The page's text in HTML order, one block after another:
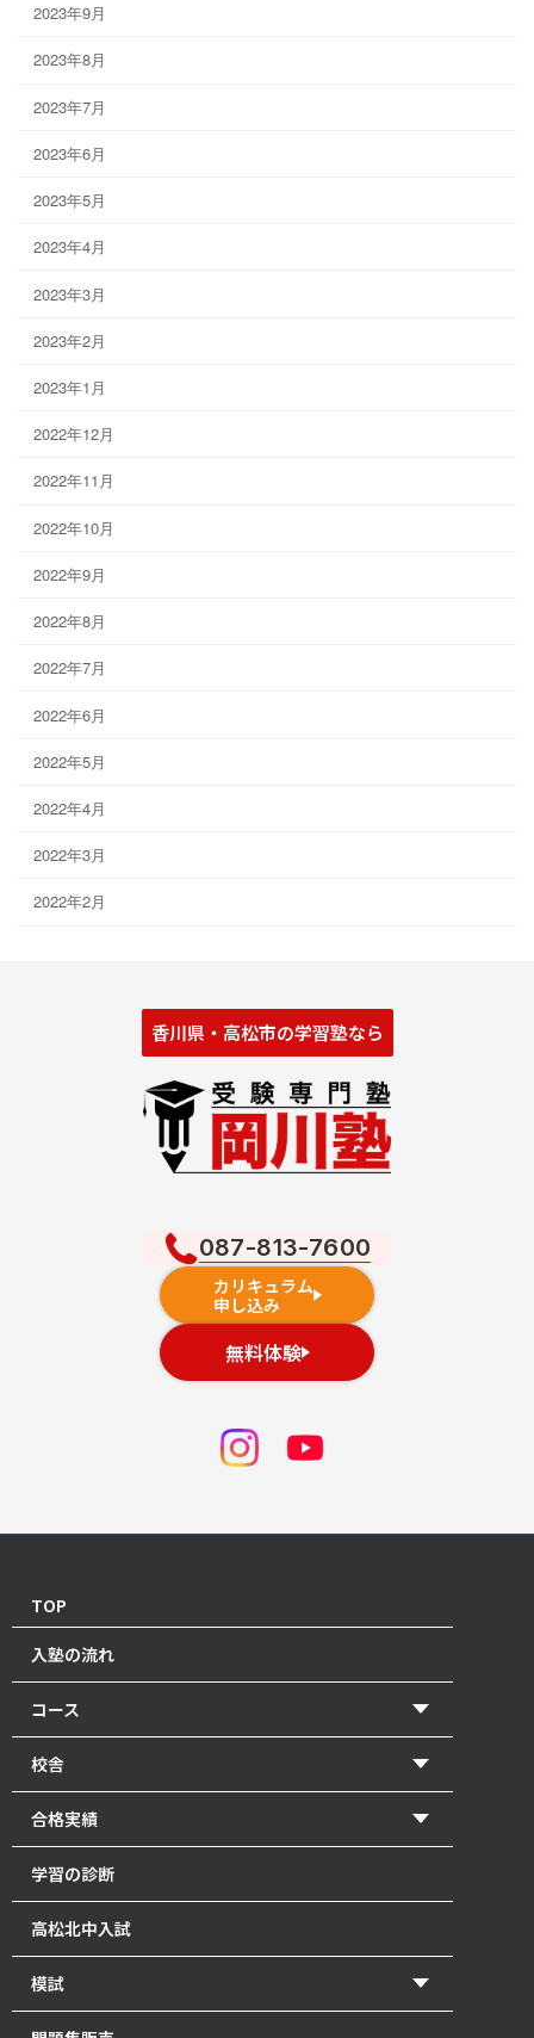
2023年9月
2023年8月
2023年7月
2023年6月
2023年5月
2023年4月
2023年3月
2023年2月
2023年1月
2022年12月
2022年11月
2022年10月
2022年9月
2022年8月
2022年7月
2022年6月
2022年5月
2022年4月
2022年3月
2022年2月
香川県・高松市の学習塾なら
087-813-7600
カリキュラム
申し込み
無料体験
TOP
入塾の流れ
コース
【2026年度前期】小学5・6年生(北中受験コース)
【2026年度前期】小学5・6年生(一般進学コース)
【2026年度前期】中学1･2年生
【2026年度前期】中学3年生
塾長直接指導の「塾長クラス」｜瓦町で中学生の個別
指導
【2026年度前期】高校1～3年生・既卒生
校舎
香東校（円座町）
牟礼校
瓦町校
合格実績
2026年 高校入試 合格体験記
2026年 北中入試 合格体験記
2025年 高校入試 合格体験記
2025年 北中入試 合格体験記
学習の診断
高松北中入試
模試